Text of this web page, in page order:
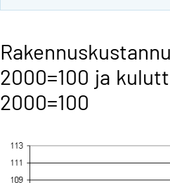
2000=100 ja
2000=100